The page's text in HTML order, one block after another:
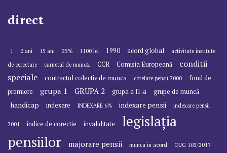
direct
1 2 ani 15 ani 25% 1100 lei 1990 acord global
activitate institute
de cercetare
carnetul de muncă. CCR Comisia Europeană
conditii
speciale
contractul colectiv de munca corelare pensii 2000
fond de
premiere
grupa 1 GRUPA 2 grupa a II-a grupe de muncă
handicap indexare INDEXARE 6% indexare pensii indexare pensii
2001 indice de corectie invaliditate
legislația
pensiilor
majorare pensii munca in acord OUG 103/2017